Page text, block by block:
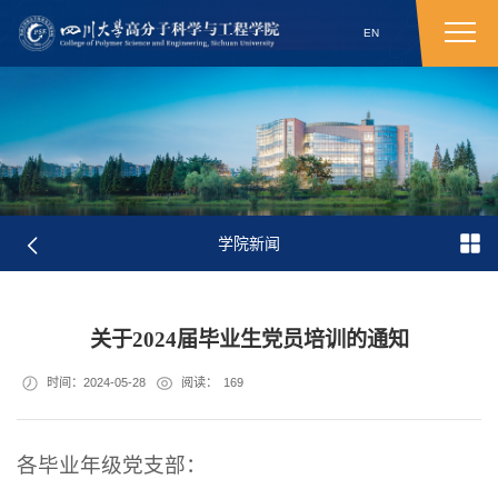
EN
学院新闻
关于2024届毕业生党员培训的通知
时间：2024-05-28 阅读： 169
各毕业年级党支部：